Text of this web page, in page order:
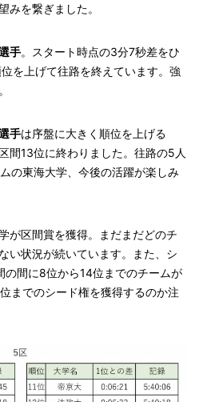
みを繋ぎました。
手。スタート時点の3分7秒差をひ
を上げて往路を終えています。強
手は序盤に大きく順位を上げる
間13位に終わりました。往路の5人
の東海大学、今後の活躍が楽しみ
が区間賞を獲得。まだまだどのチ
い状況が続いています。また、シ
の間に8位から14位までのチームが
までのシード権を獲得するのか注